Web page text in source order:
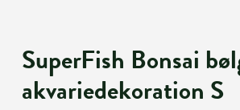
SuperFish Bonsai
akvariedekoration S